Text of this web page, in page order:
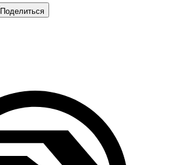
Поделиться